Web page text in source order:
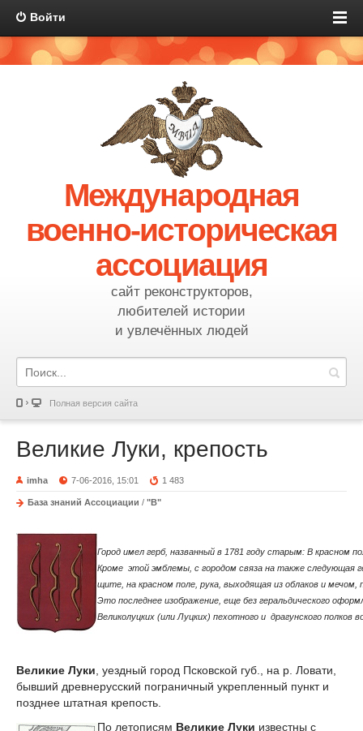
Войти
Международная
военно-историческая
ассоциация
сайт реконструкторов,
любителей истории
и увлечённых людей
Полная версия сайта
Великие Луки, крепость
imha 7-06-2016, 15:01 1 483
База знаний Ассоциации / "В"
Город имел герб, названный в 1781 году старым: В красном
Кроме этой эмблемы, с городом связа на также следующая
щите, на красном поле, рука, выходящая из облаков и мечом,
Это последнее изображение, еще без геральдического
Великолуцких (или Луцких) пехотного и драгунского полков
Великие Луки , уездный город Псковской губ., на р. Ловати,
бывший древнерусский пограничный укрепленный пункт и
позднее штатная крепость.
По летописям Великие Луки известны с